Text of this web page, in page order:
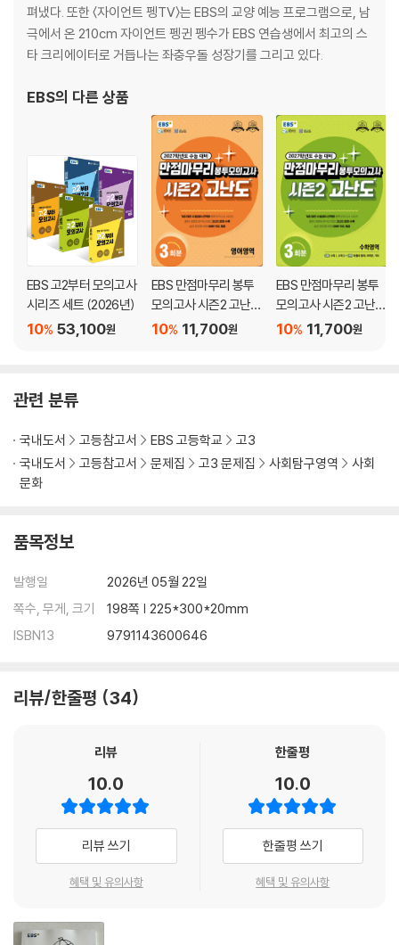
펴냈다. 또한 〈자이언트 펭TV〉는 EBS의 교양 예능 프로그램으로, 남
극에서 온 210cm 자이언트 펭귄 펭수가 EBS 연습생에서 최고의 스
타 크리에이터로 거듭나는 좌충우돌 성장기를 그리고 있다.
EBS의 다른 상품
EBS 고2부터 모의고사
시리즈 세트 (2026년)
53,100원
10%
EBS 만점마무리 봉투
모의고사 시즌2 고난도
영어영역 3회분 (2026
11,700원
10%
EBS 만점마무리 봉투
모의고사 시즌2 고난도
수학영역 3회분 (2026
11,700원
10%
관련 분류
국내도서 고등참고서 EBS 고등학교
고3
국내도서
고등참고서 문제집 고3 문제집 사회탐구영역
사회
문화
품목정보
발행일
2026년 05월 22일
쪽수, 무게, 크기
198쪽 | 225*300*20mm
ISBN13
9791143600646
리뷰/한줄평 34
리뷰
10.0
리뷰 쓰기
혜택 및 유의사항
한줄평
10.0
한줄평 쓰기
혜택 및 유의사항